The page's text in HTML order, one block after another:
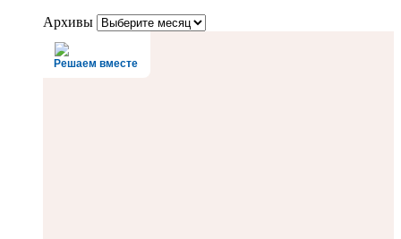
Архивы
Решаем вместе